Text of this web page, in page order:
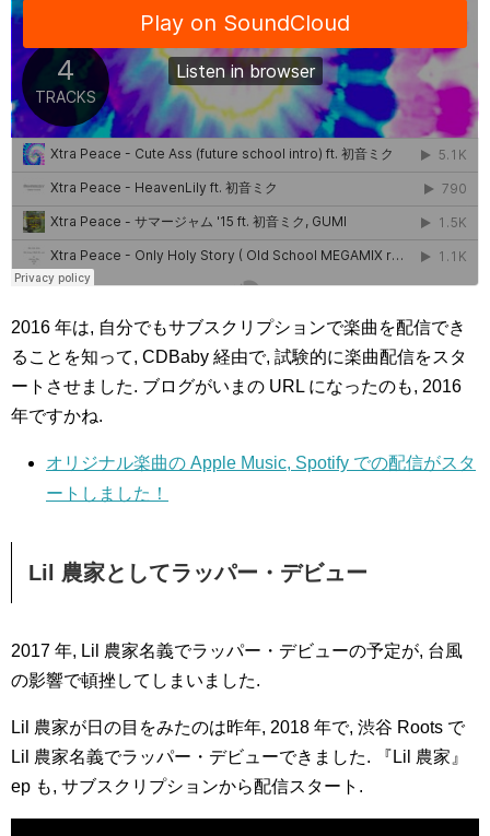
2016 年は, 自分でもサブスクリプションで楽曲を配信でき
ることを知って, CDBaby 経由で, 試験的に楽曲配信をスタ
ートさせました. ブログがいまの URL になったのも, 2016
年ですかね.
オリジナル楽曲の Apple Music, Spotify での配信がスタ
ートしました！
Lil 農家としてラッパー・デビュー
2017 年, Lil 農家名義でラッパー・デビューの予定が, 台風
の影響で頓挫してしまいました.
Lil 農家が日の目をみたのは昨年, 2018 年で, 渋谷 Roots で
Lil 農家名義でラッパー・デビューできました. 『Lil 農家』
ep も, サブスクリプションから配信スタート.